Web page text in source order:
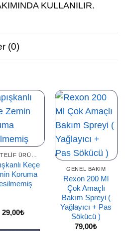
KULLANILIR.
(0)
Keçe
Koruma
29,00₺
GENEL BAKIM
Rexon 200 Ml
Çok Amaçlı
Bakım Spreyi (
Yağlayıcı + Pas
Sökücü )
79,00₺